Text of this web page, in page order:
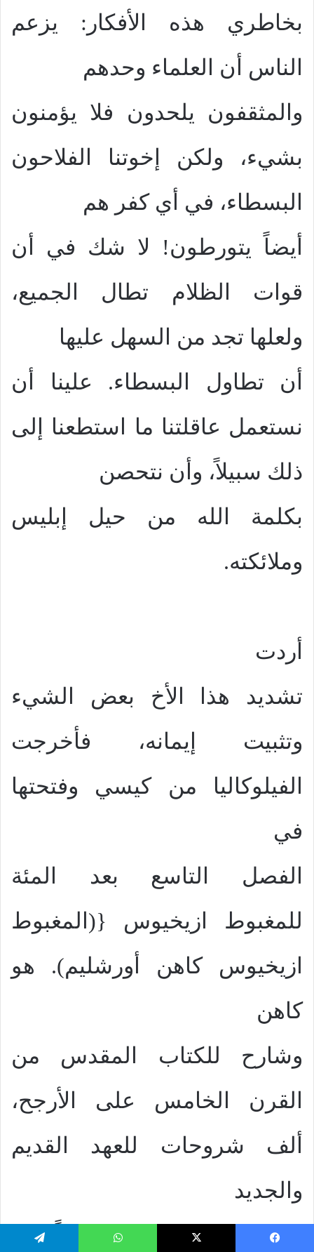
بخاطري هذه الأفكار: يزعم
الناس أن العلماء وحدهم
والمثقفون يلحدون فلا يؤمنون
بشيء، ولكن إخوتنا الفلاحون
البسطاء، في أي كفر هم
أيضاً يتورطون! لا شك في أن
قوات الظلام تطال الجميع،
ولعلها تجد من السهل عليها
أن تطاول البسطاء. علينا أن
نستعمل عاقلتنا ما استطعنا إلى
ذلك سبيلاً، وأن نتحصن
بكلمة الله من حيل إبليس
وملائكته.
أردت
تشديد هذا الأخ بعض الشيء
وتثبيت إيمانه، فأخرجت
الفيلوكاليا من كيسي وفتحتها
في
الفصل التاسع بعد المئة
للمغبوط ازيخيوس {(المغبوط
ازيخيوس كاهن أورشليم). هو
كاهن
وشارح للكتاب المقدس من
القرن الخامس على الأرجح،
ألف شروحات للعهد القديم
والجديد
على طريقة رمزية، حاذياً في